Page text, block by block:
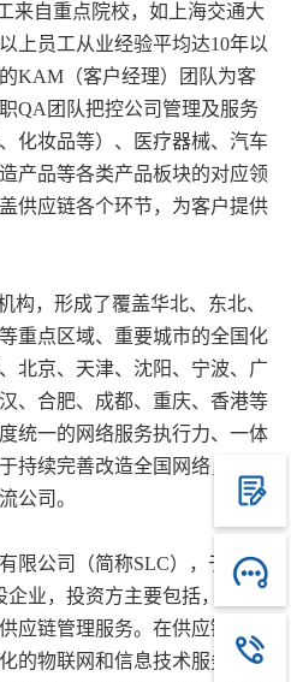
来自重点院校，如上海交通大
上员工从业经验平均达10年以
KAM（客户经理）团队为客
QA团队把控公司管理及服务
化妆品等）、医疗器械、汽车
产品等各类产品板块的对应领
供应链各个环节，为客户提供
，形成了覆盖华北、东北、
重点区域、重要城市的全国化
北京、天津、沈阳、宁波、广
、合肥、成都、重庆、香港等
统一的网络服务执行力、一体
持续完善改造全国网络，在中
公司。
公司（简称SLC），于2017
业，投资方主要包括，专注
应链管理服务。在供应链中各
的物联网和信息技术服务为企